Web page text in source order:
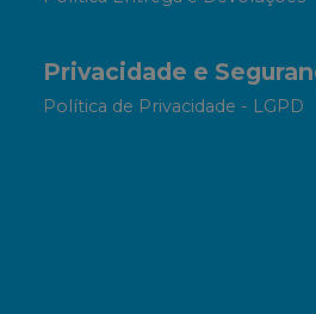
Privacidade e
Política de Privacidade - LGPD